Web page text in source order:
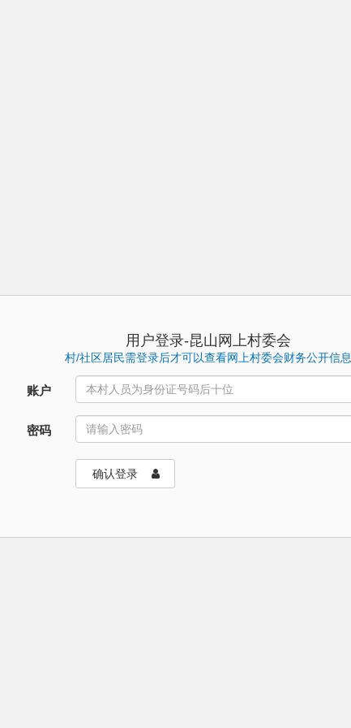
用户登录-昆山网上村委会
村/社区居民需登录后才可以查看网上村委会财务公开信息
账户
密码
确认登录